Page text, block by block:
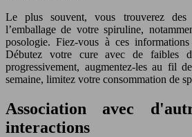
Le plus souvent, vous trouverez des
l’emballage de votre spiruline,
posologie. Fiez-vous à ces
Débutez votre cure avec de faibles
progressivement, augmentez-les au fil
semaine, limitez votre consommation de
Association avec
interactions